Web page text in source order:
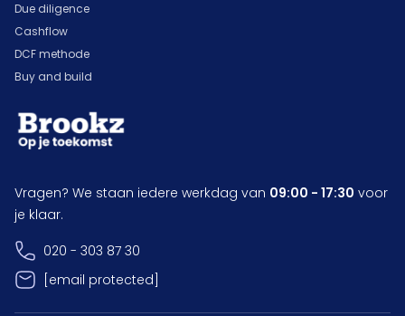
Due diligence
Cashflow
DCF methode
Buy and build
Vragen? We staan iedere werkdag van 09:00 - 17:30 voor
je klaar.
020 - 303 87 30
[email protected]